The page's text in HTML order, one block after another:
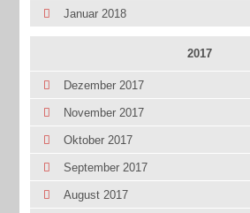
Januar 2018
2017
Dezember 2017
November 2017
Oktober 2017
September 2017
August 2017